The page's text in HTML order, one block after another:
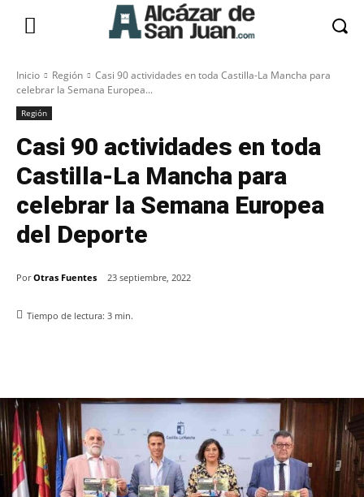
Inicio Región
Casi 90 actividades en toda Castilla-La Mancha para
celebrar la Semana Europea...
Región
Casi 90 actividades en toda
Castilla-La Mancha para
celebrar la Semana Europea
del Deporte
Por Otras Fuentes 23 septiembre, 2022
Tiempo de lectura: 3 min.